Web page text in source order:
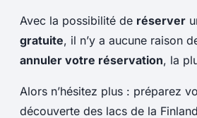
Avec la possibilité de réserver
gratuite, il n’y a aucune raison
annuler votre réservation, la
Alors n’hésitez plus : préparez
découverte des lacs de la